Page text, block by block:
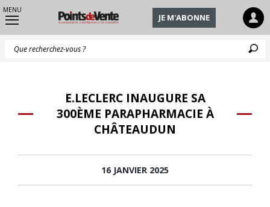
MENU
JE M'ABONNE
E.LECLERC INAUGURE SA
300ÈME PARAPHARMACIE À
CHÂTEAUDUN
16 JANVIER 2025